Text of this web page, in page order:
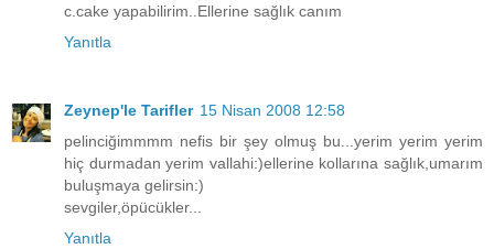
c.cake yapabilirim..Ellerine sağlık canım
Yanıtla
Zeynep'le Tarifler 15 Nisan 2008 12:58
pelinciğimmmm nefis bir şey olmuş bu...yerim yerim yerim
hiç durmadan yerim vallahi:)ellerine kollarına sağlık,umarım
buluşmaya gelirsin:)
sevgiler,öpücükler...
Yanıtla